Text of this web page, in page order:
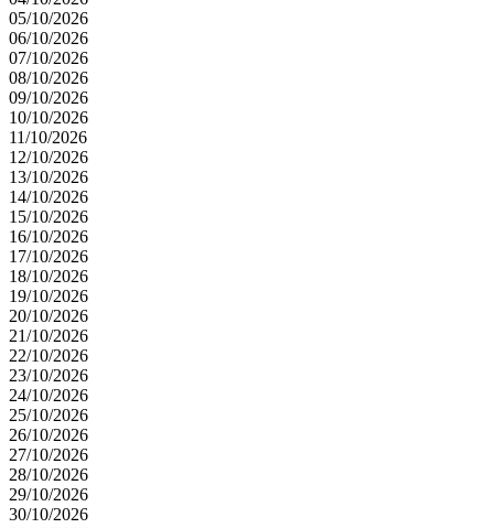
05/10/2026
06/10/2026
07/10/2026
08/10/2026
09/10/2026
10/10/2026
11/10/2026
12/10/2026
13/10/2026
14/10/2026
15/10/2026
16/10/2026
17/10/2026
18/10/2026
19/10/2026
20/10/2026
21/10/2026
22/10/2026
23/10/2026
24/10/2026
25/10/2026
26/10/2026
27/10/2026
28/10/2026
29/10/2026
30/10/2026